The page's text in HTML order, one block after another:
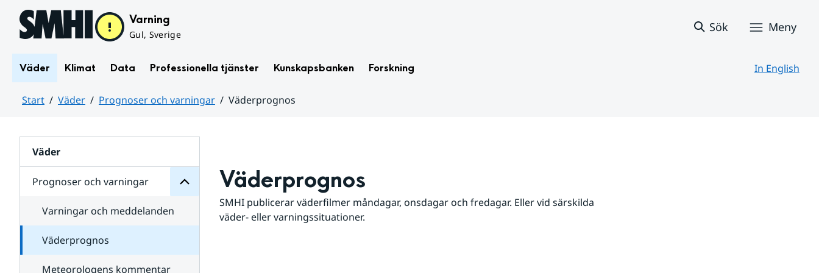
Hoppa till sidans innehåll Varning
Gul, Sverige
Sök Meny
Väder Klimat Data Professionella tjänster Kunskapsbanken Forskning In English
Start Väder Prognoser och varningar
Väderprognos
Väder
Prognoser och varningar
för
varningar
Varningar och meddelanden
Väderprognos
Meteorologens kommentar
Väderprognos
SMHI publicerar väderfilmer måndagar, onsdagar och fredagar. Eller vid särskilda
väder- eller varningssituationer.